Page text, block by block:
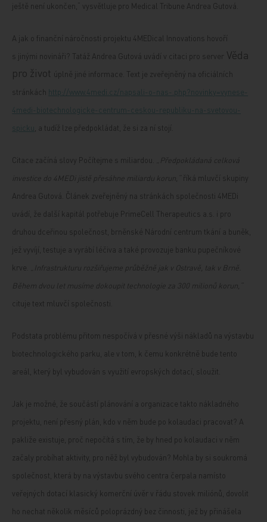
ještě není ukončen,“ vysvětluje pro Medical Tribune Andrea Gutová.
A jak o finanční náročnosti projektu 4MEDical Innovations hovoří
s jinými novináři? Tatáž Andrea Gutová uvádí v citaci pro server Věda
pro život úplně jiné informace. Text je zveřejněný na oficiálních
stránkách http://www.4medi.cz/napsali-o-nas-.php?novinky=vynese-
4medi-biotechnologicke-centrum-ceskou-republiku-na-svetovou-
spicku , a tudíž lze předpokládat, že si za ní stojí.
Citace začíná slovy Počítejme s miliardou.
„Předpokládaná celková
investice do 4MEDi jistě přesáhne miliardu korun,“
říká mluvčí skupiny
Andrea Gutová. Článek zveřejněný na stránkách společnosti 4MEDi
uvádí, že další kapitál potřebuje PrimeCell Therapeutics a.s. i pro
druhou dceřinou společnost, brněnské Národní centrum tkání a buněk,
jež vyvíjí, testuje a vyrábí léčiva a také provozuje banku pupečníkové
krve.
„Infrastrukturu rozšiřujeme průběžně jak v Ostravě, tak v Brně.
Během dvou let musíme dokoupit technologie za 300 milionů korun,“
cituje text mluvčí společnosti.
Podstata problému přitom nespočívá v přesné výši nákladů na výstavbu
biotechnologického parku, ale v tom, k čemu konkrétně bude tento
areál, který byl vybudován s využití evropských dotací, sloužit.
Jak je možné, že součástí plánování a organizace takto nákladného
projektu, není přesný plán, kdo v něm bude po kolaudaci pracovat? A
pakliže existuje, proč nepočítá s tím, že by hned po kolaudaci v něm
začaly probíhat aktivity, pro něž byl vybudován? Mohla by si soukromá
společnost, která by na výstavbu svého centra čerpala namísto
veřejných dotací klasický komerční úvěr v řádu stovek miliónů, dovolit
ho nechat několik měsíců poloprázdný bez činnosti, jež by přinášela